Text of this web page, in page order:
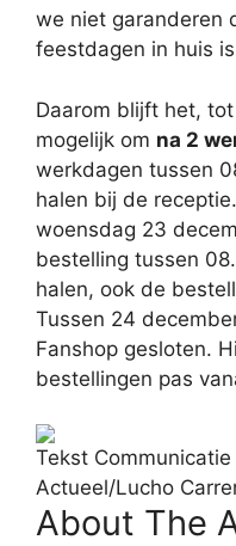
we niet garanderen
feestdagen in huis
Daarom blijft het,
mogelijk om na 2
werkdagen tussen
halen bij de
woensdag 23
bestelling tussen
halen, ook de
Tussen 24
Fanshop gesloten.
bestellingen pas
Tekst
Actueel/Lucho
About The